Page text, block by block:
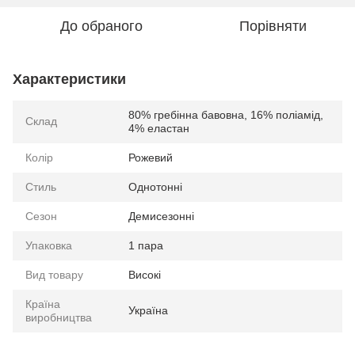
До обраного Порівняти
Характеристики
Склад
80% гребінна бавовна, 16% поліамід,
4% еластан
Колір Рожевий
Стиль Однотонні
Сезон Демисезонні
Упаковка 1 пара
Вид товару Високі
Країна
виробництва
Україна